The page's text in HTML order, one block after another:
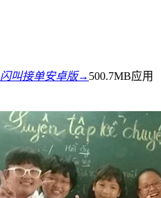
闪叫接单安卓版→ 500.7MB应用